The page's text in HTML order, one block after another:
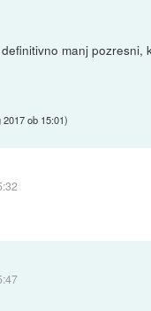
manj pozresni,
2017 ob 15:01)